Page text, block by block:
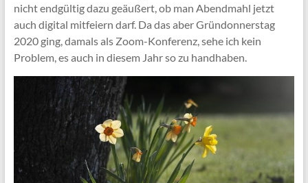
nicht endgültig dazu geäußert, ob man Abendmahl jetzt
auch digital mitfeiern darf. Da das aber Gründonnerstag
2020 ging, damals als Zoom-Konferenz, sehe ich kein
Problem, es auch in diesem Jahr so zu handhaben.